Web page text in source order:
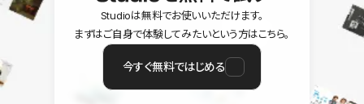
Studioは無料でお使いいただけます。
まずはご自身で体験してみたいという方はこちら。
今すぐ無料ではじめる